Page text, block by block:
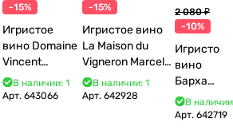
-15%
Игристое
вино Domaine
Vincent
Bouzereau
Crémant de
В наличии: 1
Арт.643066
-15%
Игристое вино
La Maison du
Vigneron Marcel
Cabelier Cremant
du Jura
В наличии: 1
Арт. 642928
2 080 ₽
-10%
Игристое
вино
Бархат
Остров
2025
В
Арт.642719